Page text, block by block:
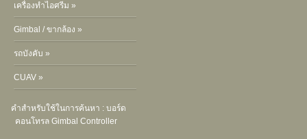
เครื่องทำไอศรีม »
Gimbal / ขากล้อง »
รถบังคับ »
CUAV »
คำสำหรับใช้ในการค้นหา : บอร์ด
คอนโทรล Gimbal Controller